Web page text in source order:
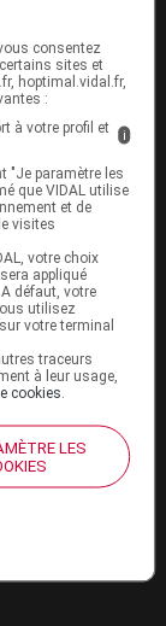
consentez
sites et
hoptimal.vidal.fr,
:
à votre profil et
i
"Je paramètre les
que VIDAL utilise
et de
visites
votre choix
appliqué
défaut, votre
utilisez
votre terminal
traceurs
à leur usage,
cookies
LES